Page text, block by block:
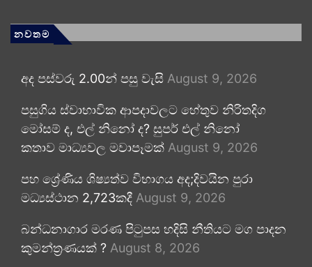
නවතම
අද පස්වරු 2.00න් පසු වැසි August 9, 2026
පසුගිය ස්වාභාවික ආපදාවලට හේතුව නිරිතදිග
මෝසම් ද, එල් නිනෝ ද? සුපර් එල් නිනෝ
කතාව මාධ්‍යවල මවාපෑමක් August 9, 2026
පහ ශ්‍රේණිය ශිෂ්‍යත්ව විභාගය අද;දිවයින පුරා
මධ්‍යස්ථාන 2,723කදී August 9, 2026
බන්ධනාගාර මරණ පිටුපස හදිසි නීතියට මග පාදන
කුමන්ත්‍රණයක් ? August 8, 2026